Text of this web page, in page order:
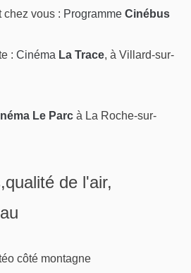
chez vous : Programme Cinébus
: Cinéma La Trace, à Villard-sur-
Le Parc à La Roche-sur-
de l'air,
côté montagne